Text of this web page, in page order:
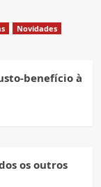
Novidades
benefício à
os outros